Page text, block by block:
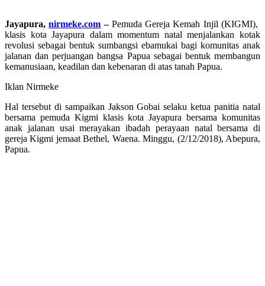
Jayapura,nirmeke.com –Pemuda Gereja Kemah Injil (KIGMI),
klasis kota Jayapura dalam momentum natal menjalankan kotak
revolusi sebagai bentuk sumbangsi ebamukai bagi komunitas anak
jalanan dan perjuangan bangsa Papua sebagai bentuk membangun
kemanusiaan, keadilan dan kebenaran di atas tanah Papua.
Iklan Nirmeke
Hal tersebut di sampaikan Jakson Gobai selaku ketua panitia natal
bersama pemuda Kigmi klasis kota Jayapura bersama komunitas
anak jalanan usai merayakan ibadah perayaan natal bersama di
gereja Kigmi jemaat Bethel, Waena. Minggu, (2/12/2018), Abepura,
Papua.